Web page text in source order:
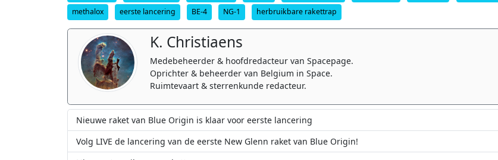
methalox
eerste lancering BE-4 NG-1 herbruikbare rakettrap
K. Christiaens
Medebeheerder & hoofdredacteur van Spacepage.
Oprichter & beheerder van Belgium in Space.
Ruimtevaart & sterrenkunde redacteur.
Nieuwe raket van Blue Origin is klaar voor eerste lancering
Volg LIVE de lancering van de eerste New Glenn raket van Blue Origin!